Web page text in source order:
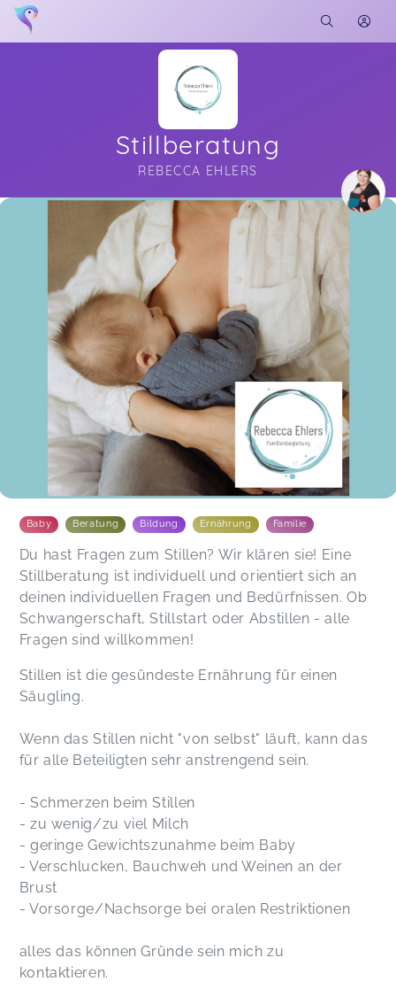
Stillberatung
REBECCA EHLERS
Soon you will learn more about me here...
Baby Beratung Bildung Ernährung Familie
Du hast Fragen zum Stillen? Wir klären sie! Eine
Stillberatung ist individuell und orientiert sich an
deinen individuellen Fragen und Bedürfnissen. Ob
Schwangerschaft, Stillstart oder Abstillen - alle
Fragen sind willkommen!
Stillen ist die gesündeste Ernährung für einen
Säugling.
Wenn das Stillen nicht "von selbst" läuft, kann das
für alle Beteiligten sehr anstrengend sein.
- Schmerzen beim Stillen
- zu wenig/zu viel Milch
- geringe Gewichtszunahme beim Baby
- Verschlucken, Bauchweh und Weinen an der
Brust
- Vorsorge/Nachsorge bei oralen Restriktionen
alles das können Gründe sein mich zu
kontaktieren.